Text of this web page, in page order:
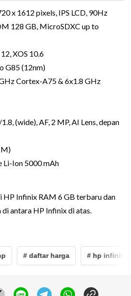
x 1612 pixels, IPS LCD, 90Hz
128 GB, MicroSDXC up to
XOS 10.6
G85 (12nm)
Cortex-A75 & 6x1.8 GHz
(wide), AF, 2 MP, AI Lens, depan
Li-Ion 5000 mAh
HP Infinix RAM 6 GB terbaru dan
antara HP Infinix di atas.
# daftar harga # hp infinix ram